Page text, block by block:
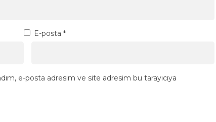
E-posta *
e-posta adresim ve site adresim bu tarayıcıya